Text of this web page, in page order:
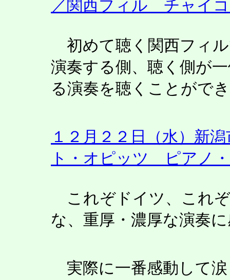
／関西フィル チャイ
初めて聴く関西フィ
演奏する側、聴く側が
る演奏を聴くことがで
１２月２２日（水）新
ト・オピッツ ピアノ
これぞドイツ、これ
な、重厚・濃厚な演奏
実際に一番感動して